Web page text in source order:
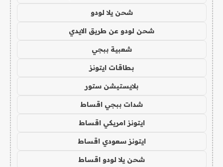
شحن يلا لودو
شحن لودو عن طريق الايدي
شعبية ببجي
بطاقات ايتونز
بلايستيشن ستور
شدات ببجي اقساط
ايتونز امريكي اقساط
ايتونز سعودي اقساط
شحن يلا لودو اقساط